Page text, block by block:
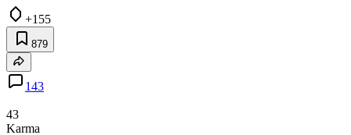
+155
879
143
43
Karma